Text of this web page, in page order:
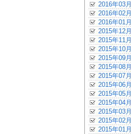
2016年03月
2016年02月
2016年01月
2015年12月
2015年11月
2015年10月
2015年09月
2015年08月
2015年07月
2015年06月
2015年05月
2015年04月
2015年03月
2015年02月
2015年01月